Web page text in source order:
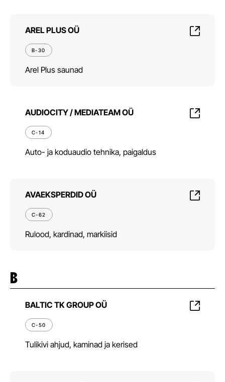
AREL PLUS OÜ
B-30
Arel Plus saunad
AUDIOCITY / MEDIATEAM OÜ
C-14
Auto- ja koduaudio tehnika, paigaldus
AVAEKSPERDID OÜ
C-62
Rulood, kardinad, markiisid
B
BALTIC TK GROUP OÜ
C-50
Tulikivi ahjud, kaminad ja kerised